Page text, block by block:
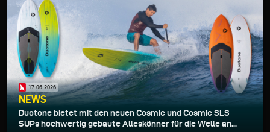
17.06.2026
NEWS
Duotone bietet mit den neuen Cosmic und Cosmic SLS
SUPs hochwertig gebaute Alleskönner für die Welle an...